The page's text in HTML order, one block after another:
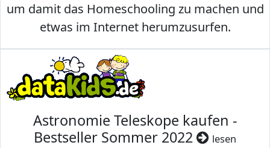
um damit das Homeschooling zu machen und
etwas im Internet herumzusurfen.
Astronomie Teleskope kaufen -
Bestseller Sommer 2022
lesen